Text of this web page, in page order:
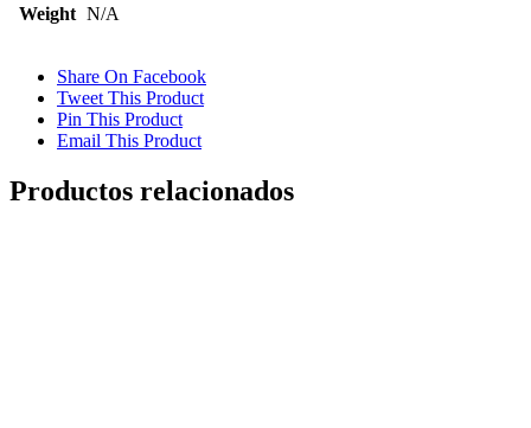
Weight N/A
Share On Facebook
Tweet This Product
Pin This Product
Email This Product
Productos relacionados